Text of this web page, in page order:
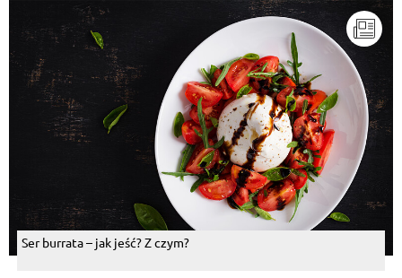
Ser burrata – jak jeść? Z czym?